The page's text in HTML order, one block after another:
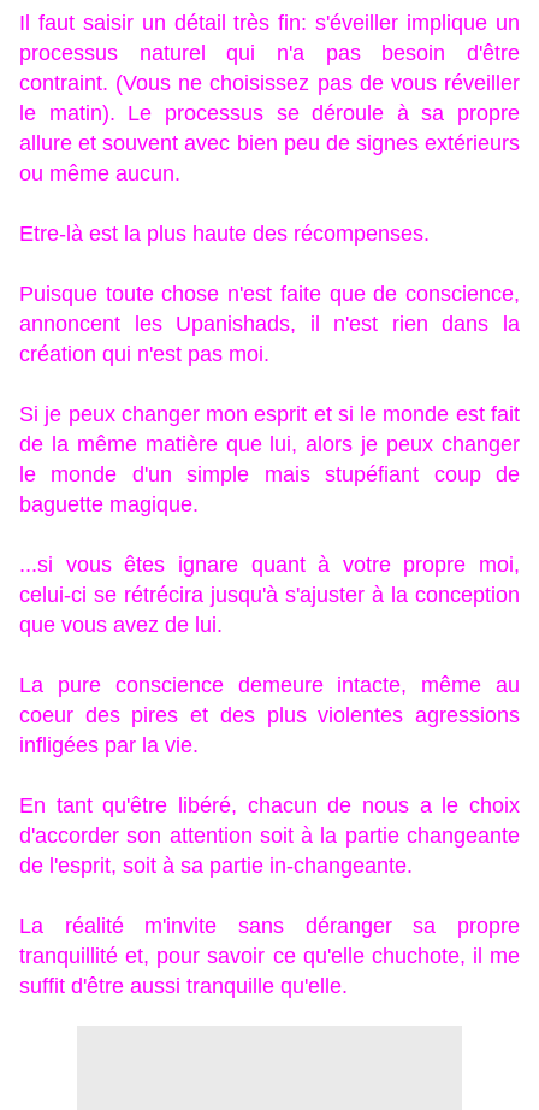
Il faut saisir un détail très fin: s'éveiller implique un
processus naturel qui n'a pas besoin d'être
contraint. (Vous ne choisissez pas de vous réveiller
le matin). Le processus se déroule à sa propre
allure et souvent avec bien peu de signes extérieurs
ou même aucun.
Etre-là est la plus haute des récompenses.
Puisque toute chose n'est faite que de conscience,
annoncent les Upanishads, il n'est rien dans la
création qui n'est pas moi.
Si je peux changer mon esprit et si le monde est fait
de la même matière que lui, alors je peux changer
le monde d'un simple mais stupéfiant coup de
baguette magique.
...si vous êtes ignare quant à votre propre moi,
celui-ci se rétrécira jusqu'à s'ajuster à la conception
que vous avez de lui.
La pure conscience demeure intacte, même au
coeur des pires et des plus violentes agressions
infligées par la vie.
En tant qu'être libéré, chacun de nous a le choix
d'accorder son attention soit à la partie changeante
de l'esprit, soit à sa partie in-changeante.
La réalité m'invite sans déranger sa propre
tranquillité et, pour savoir ce qu'elle chuchote, il me
suffit d'être aussi tranquille qu'elle.